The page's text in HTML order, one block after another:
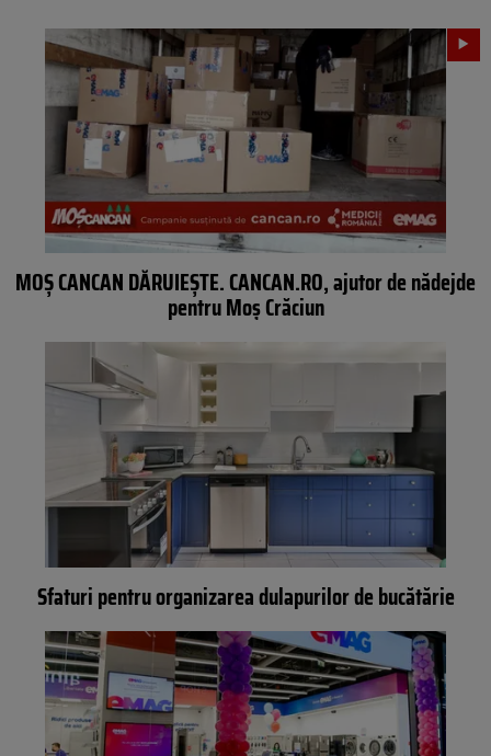
MOȘ CANCAN DĂRUIEȘTE. CANCAN.RO, ajutor de nădejde
pentru Moș Crăciun
Sfaturi pentru organizarea dulapurilor de bucătărie